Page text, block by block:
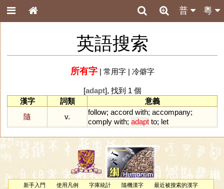
粵
普
英語搜索
所有字| 常用字| 冷僻字
[adapt], 找到 1 個
漢字
詞類
意義
隨
v.
follow; accord with; accompany;
comply with; adapt to; let
新手入門 使用凡例 字庫統計 隨機漢字
最近被搜索的漢字